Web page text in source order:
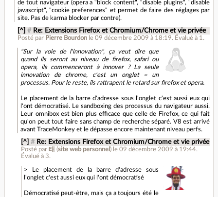
de tout navigateur (opera a "block content", "disable plugins", "disable
javascript", "cookie preferences" et permet de faire des réglages par
site. Pas de karma blocker par contre).
[^] # Re: Extensions Firefox et Chromium/Chrome et vie privée
Posté par Pierre Bourdon le 09 décembre 2009 à 18:19. Évalué à 1 .
"Sur la voie de l'innovation", ça veut dire que
quand ils seront au niveau de firefox, safari ou
opera, ils commenceront à innover ? La seule
innovation de chrome, c'est un onglet = un
processus. Pour le reste, ils rattrapent le retard sur firefox et opera.
Le placement de la barre d'adresse sous l'onglet c'est aussi eux qui
l'ont démocratisé. Le sandboxing des processus du navigateur aussi.
Leur omnibox est bien plus efficace que celle de Firefox, ce qui fait
qu'on peut tout faire sans champ de recherche séparé. V8 est arrivé
avant TraceMonkey et le dépasse encore maintenant niveau perfs.
[^] # Re: Extensions Firefox et Chromium/Chrome et vie privée
Posté par 태 (site web personnel ) le 09 décembre 2009 à 19:44.
Évalué à 3.
> Le placement de la barre d'adresse sous
l'onglet c'est aussi eux qui l'ont démocratisé
Démocratisé peut-être, mais ça a toujours été le